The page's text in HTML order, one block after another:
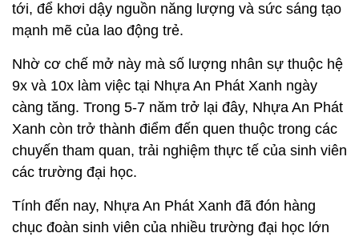
tới, để khơi dậy nguồn năng lượng và sức sáng tạo
mạnh mẽ của lao động trẻ.
Nhờ cơ chế mở này mà số lượng nhân sự thuộc hệ
9x và 10x làm việc tại Nhựa An Phát Xanh ngày
càng tăng. Trong 5-7 năm trở lại đây, Nhựa An Phát
Xanh còn trở thành điểm đến quen thuộc trong các
chuyến tham quan, trải nghiệm thực tế của sinh viên
các trường đại học.
Tính đến nay, Nhựa An Phát Xanh đã đón hàng
chục đoàn sinh viên của nhiều trường đại học lớn